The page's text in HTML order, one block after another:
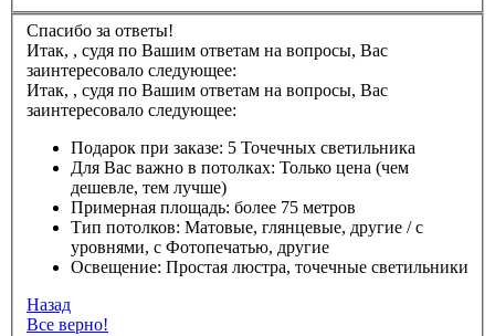
Спасибо за ответы!
Итак, , судя по Вашим ответам на вопросы, Вас
заинтересовало следующее:
Итак, , судя по Вашим ответам на вопросы, Вас
заинтересовало следующее:
Подарок при заказе: 5 Точечных светильника
Для Вас важно в потолках: Только цена (чем
дешевле, тем лучше)
Примерная площадь: более 75 метров
Тип потолков: Матовые, глянцевые, другие / с
уровнями, с Фотопечатью, другие
Освещение: Простая люстра, точечные светильники
Назад
Все верно!